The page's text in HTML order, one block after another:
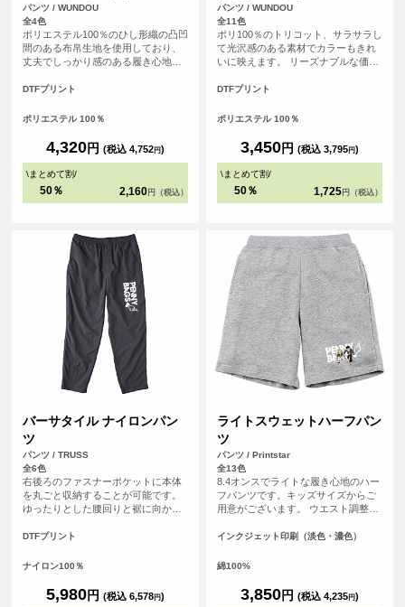
パンツ / WUNDOU
全4色
ポリエステル100％のひし形織の凸凹
間のある布帛生地を使用しており、
丈夫でしっかり感のある履き心地で
ンツ、セカンドユニフォームに。短
分野でもご利用いただけます。
DTFプリント
ポリエステル 100％
4,320円 (税込 4,752円)
\まとめて割/
50％ 2,160 円（税込）
パンツ / WUNDOU
全11色
ポリ100％のトリコット、サラサラし
て光沢感のある素材でカラーもきれ
いに映えます。 リーズナブルな価格
洗い替えもいらないくらいの速乾性
て、幅広い分野でプラクティスパン
別ページにて110㎝～150㎝のキッズ
サイズも取り扱っています。
DTFプリント
ポリエステル 100％
3,450円 (税込 3,795円)
\まとめて割/
50％ 1,725 円（税込）
バーサタイル ナイロンパン
ツ
パンツ / TRUSS
全6色
右後ろのファスナーポケットに本体
を丸ごと収納することが可能です。
ゆったりとした腰回りと裾に向かっ
で、動きやすさとスタイリッシュさ
れば、自分だけのデザインパンツと
DTFプリント
ナイロン100％
5,980円 (税込 6,578円)
ライトスウェットハーフパン
ツ
パンツ / Printstar
全13色
8.4オンスでライトな履き心地のハー
フパンツです。キッズサイズからご
用意がございます。 ウエスト調整可
もなし）
インクジェット印刷（淡色・濃色）
綿100%
3,850円 (税込 4,235円)